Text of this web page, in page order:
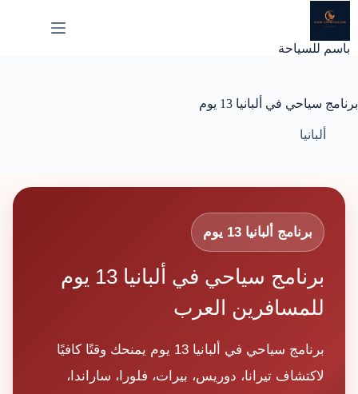
إلى
باسم للسياحة
برنامج سياحي في ألبانيا 13 يوم
ألبانيا
برنامج ألبانيا 13 يوم
برنامج سياحي في ألبانيا 13 يوم
للمسافرين العرب
برنامج سياحي في ألبانيا 13 يوم يمنحك وقتًا كافيًا
لاكتشاف تيرانا، دوريس، بيرات، فلورا، ساراندا،